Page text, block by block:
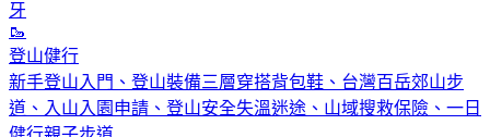
牙
🥾
登山健行
新手登山入門、登山裝備三層穿搭背包鞋、台灣百岳郊山步
道、入山入園申請、登山安全失溫迷途、山域搜救保險、一日